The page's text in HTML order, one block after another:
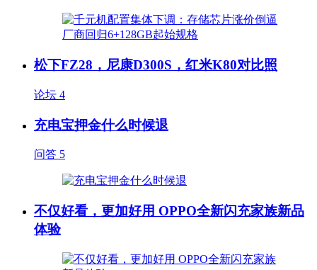
松下FZ28，尼康D300S，红米K80对比照
论坛 4
充电宝押金什么时候退
问答 5
不仅好看，更加好用 OPPO全新闪充家族新品
体验